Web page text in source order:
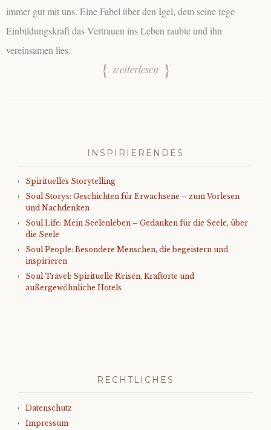
immer gut mit uns. Eine Fabel über den Igel, dem seine rege
Einbildungskraft das Vertrauen ins Leben raubte und ihn
vereinsamen lies.
weiterlesen
INSPIRIERENDES
Spirituelles Storytelling
Soul Storys: Geschichten für Erwachsene – zum Vorlesen
und Nachdenken
Soul Life: Mein Seelenleben – Gedanken für die Seele, über
die Seele
Soul People: Besondere Menschen, die begeistern und
inspirieren
Soul Travel: Spirituelle Reisen, Kraftorte und
außergewöhnliche Hotels
RECHTLICHES
Datenschutz
Impressum